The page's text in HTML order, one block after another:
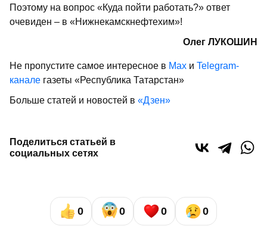
Поэтому на вопрос «Куда пойти работать?» ответ
очевиден – в «Нижнекамскнефтехим»!
Олег ЛУКОШИН
Не пропустите самое интересное в Max и Telegram-
канале газеты «Республика Татарстан»
Больше статей и новостей в «Дзен»
Поделиться статьей в
социальных сетях
0 0 0 0